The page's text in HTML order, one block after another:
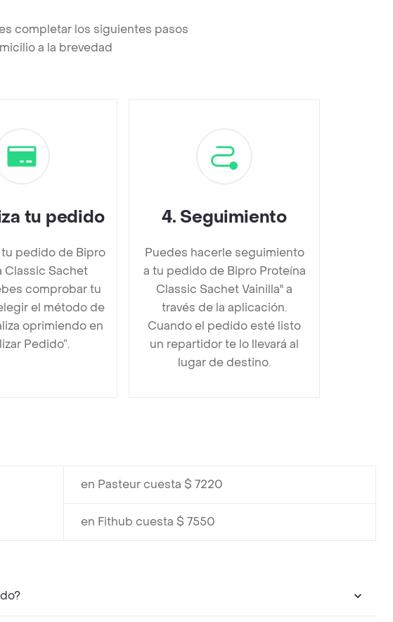
completar los siguientes pasos
a la brevedad
tu pedido
tu pedido de Bipro
Classic Sachet
comprobar tu
el método de
oprimiendo en
Pedido”.
4. Seguimiento
Puedes hacerle seguimiento
a tu pedido de Bipro Proteína
Classic Sachet Vainilla" a
través de la aplicación.
Cuando el pedido esté listo
un repartidor te lo llevará al
lugar de destino.
en Pasteur cuesta $ 7220
en Fithub cuesta $ 7550